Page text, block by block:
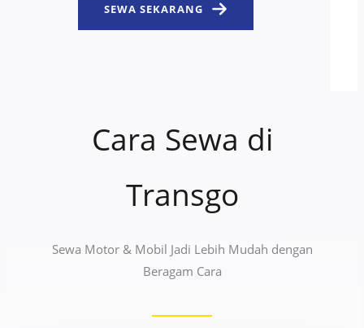
SEWA SEKARANG
Cara Sewa di
Transgo
Sewa Motor & Mobil Jadi Lebih Mudah dengan
Beragam Cara